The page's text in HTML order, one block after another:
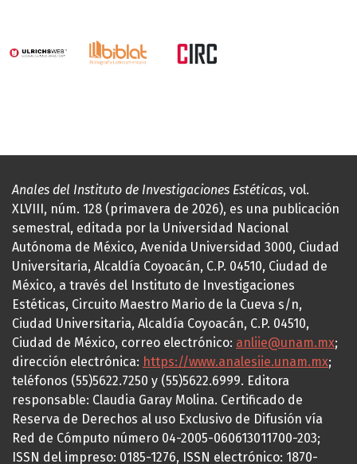
Anales del Instituto de Investigaciones Estéticas, vol.
XLVIII, núm. 128 (primavera de 2026), es una publicación
semestral, editada por la Universidad Nacional
Autónoma de México, Avenida Universidad 3000, Ciudad
Universitaria, Alcaldía Coyoacán, C.P. 04510, Ciudad de
México, a través del Instituto de Investigaciones
Estéticas, Circuito Maestro Mario de la Cueva s/n,
Ciudad Universitaria, Alcaldía Coyoacán, C.P. 04510,
Ciudad de México, correo electrónico: anliie@unam.mx;
dirección electrónica: https://www.analesiie.unam.mx;
teléfonos (55)5622.7250 y (55)5622.6999. Editora
responsable: Claudia Garay Molina. Certificado de
Reserva de Derechos al uso Exclusivo de Difusión vía
Red de Cómputo número 04-2005-060613011700-203;
ISSN del impreso: 0185-1276, ISSN electrónico: 1870-